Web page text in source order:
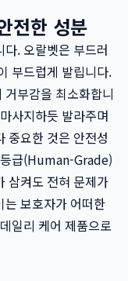
전한 성분
. 오랄벳은 부드러
부드럽게 발립니다.
부감을 최소화합니
사지하듯 발라주며
중요한 것은 안전성
급(Human-Grade)
삼켜도 전혀 문제가
는 보호자가 어떠한
일리 케어 제품으로